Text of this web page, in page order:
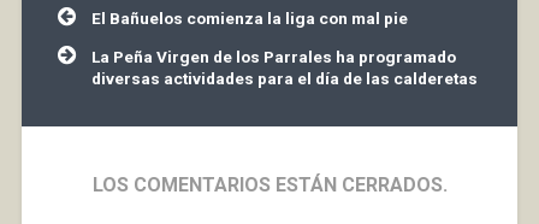
Navegación
de
entradas
El Bañuelos comienza la liga con mal pie
La Peña Virgen de los Parrales ha programado
diversas actividades para el día de las calderetas
LOS COMENTARIOS ESTÁN CERRADOS.